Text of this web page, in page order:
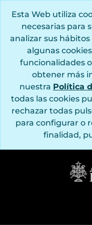
Esta Web utiliza
necesarias para
analizar sus
algunas
funcionalidades
obtener más
nuestra Política
todas las cookies
rechazar todas
para configurar o
finalidad,